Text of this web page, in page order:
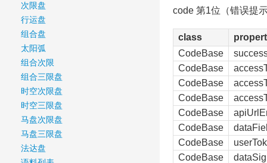
次限盘
行运盘
组合盘
太阳弧
组合次限
组合三限盘
时空次限盘
时空三限盘
马盘次限盘
马盘三限盘
法达盘
code 第1位（错误提
class
CodeBase
CodeBase
CodeBase
CodeBase
CodeBase
CodeBase
CodeBase
CodeBase